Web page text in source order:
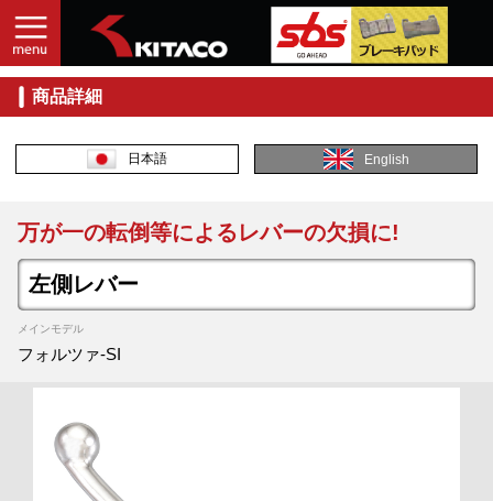
商品詳細
日本語 English
万が一の転倒等によるレバーの欠損に!
左側レバー
メインモデル
フォルツァ-SI